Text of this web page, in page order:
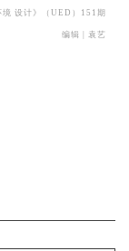
设计》（UED）151期
编辑 | 袁艺